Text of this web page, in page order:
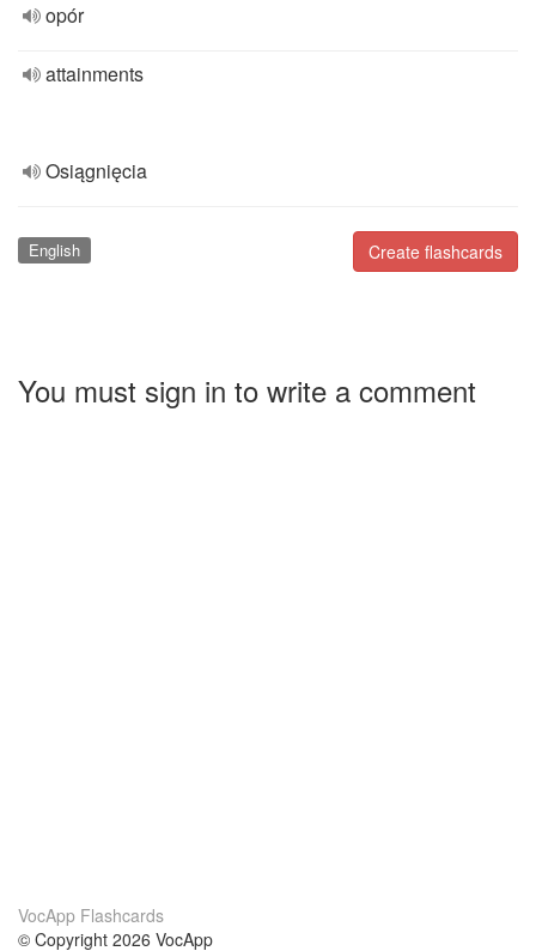
opór
attainments
Osiągnięcia
Create flashcards
English
You must sign in to write a comment
VocApp Flashcards
© Copyright 2026 VocApp